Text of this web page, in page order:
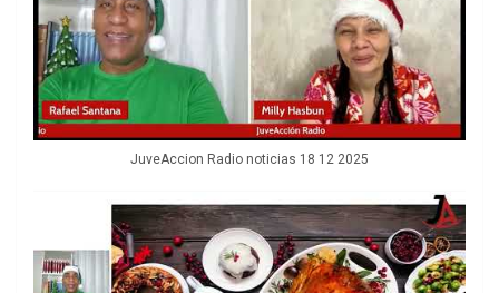
JuveAccion Radio noticias 18 12 2025